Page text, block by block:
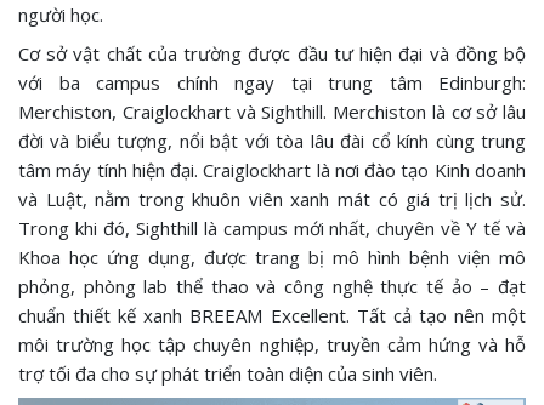
người học.
Cơ sở vật chất của trường được đầu tư hiện đại và đồng bộ
với ba campus chính ngay tại trung tâm Edinburgh:
Merchiston, Craiglockhart và Sighthill. Merchiston là cơ sở lâu
đời và biểu tượng, nổi bật với tòa lâu đài cổ kính cùng trung
tâm máy tính hiện đại. Craiglockhart là nơi đào tạo Kinh doanh
và Luật, nằm trong khuôn viên xanh mát có giá trị lịch sử.
Trong khi đó, Sighthill là campus mới nhất, chuyên về Y tế và
Khoa học ứng dụng, được trang bị mô hình bệnh viện mô
phỏng, phòng lab thể thao và công nghệ thực tế ảo – đạt
chuẩn thiết kế xanh BREEAM Excellent. Tất cả tạo nên một
môi trường học tập chuyên nghiệp, truyền cảm hứng và hỗ
trợ tối đa cho sự phát triển toàn diện của sinh viên.